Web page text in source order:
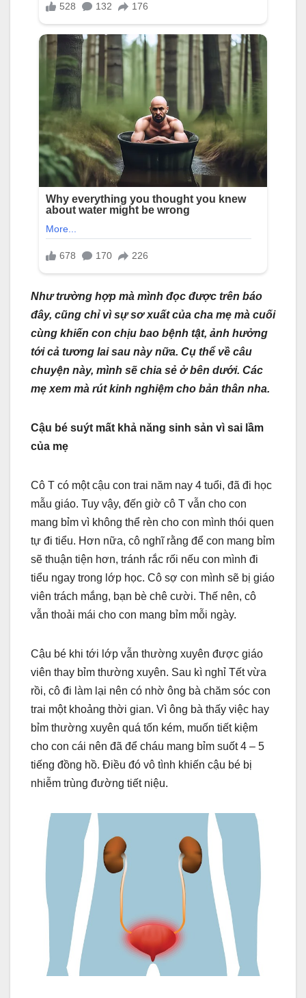
Như trường hợp mà mình đọc được trên báo
đây, cũng chỉ vì sự sơ xuất của cha mẹ mà cuối
cùng khiến con chịu bao bệnh tật, ảnh hưởng
tới cả tương lai sau này nữa. Cụ thể về câu
chuyện này, mình sẽ chia sẻ ở bên dưới. Các
mẹ xem mà rút kinh nghiệm cho bản thân nha.
Cậu bé suýt mất khả năng sinh sản vì sai lầm
của mẹ
Cô T có một cậu con trai năm nay 4 tuổi, đã đi học
mẫu giáo. Tuy vậy, đến giờ cô T vẫn cho con
mang bỉm vì không thể rèn cho con mình thói quen
tự đi tiểu. Hơn nữa, cô nghĩ rằng để con mang bỉm
sẽ thuận tiện hơn, tránh rắc rối nếu con mình đi
tiểu ngay trong lớp học. Cô sợ con mình sẽ bị giáo
viên trách mắng, bạn bè chê cười. Thế nên, cô
vẫn thoải mái cho con mang bỉm mỗi ngày.
Cậu bé khi tới lớp vẫn thường xuyên được giáo
viên thay bỉm thường xuyên. Sau kì nghỉ Tết vừa
rồi, cô đi làm lại nên có nhờ ông bà chăm sóc con
trai một khoảng thời gian. Vì ông bà thấy việc hay
bỉm thường xuyên quá tốn kém, muốn tiết kiệm
cho con cái nên đã để cháu mang bỉm suốt 4 – 5
tiếng đồng hồ. Điều đó vô tình khiến cậu bé bị
nhiễm trùng đường tiết niệu.